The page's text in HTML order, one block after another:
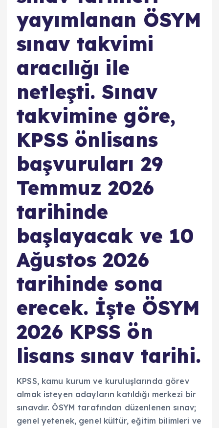
yayımlanan ÖSYM
sınav takvimi
aracılığı ile
netleşti. Sınav
takvimine göre,
KPSS önlisans
başvuruları 29
Temmuz 2026
tarihinde
başlayacak ve 10
Ağustos 2026
tarihinde sona
erecek. İşte ÖSYM
2026 KPSS ön
lisans sınav tarihi.
KPSS, kamu kurum ve kuruluşlarında görev
almak isteyen adayların katıldığı merkezi bir
sınavdır. ÖSYM tarafından düzenlenen sınav;
genel yetenek, genel kültür, eğitim bilimleri ve